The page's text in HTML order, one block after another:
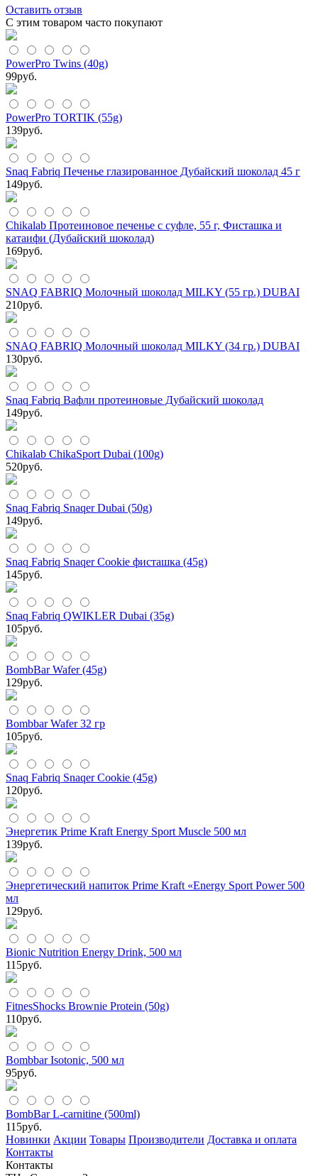
Оставить отзыв
С этим товаром часто покупают
PowerPro Twins (40g)
99руб.
PowerPro TORTIK (55g)
139руб.
Snaq Fabriq Печенье глазированное Дубайский шоколад 45 г
149руб.
Chikalab Протеиновое печенье с суфле, 55 г, Фисташка и
катаифи (Дубайский шоколад)
169руб.
SNAQ FABRIQ Молочный шоколад MILKY (55 гр.) DUBAI
210руб.
SNAQ FABRIQ Молочный шоколад MILKY (34 гр.) DUBAI
130руб.
Snaq Fabriq Вафли протеиновые Дубайский шоколад
149руб.
Chikalab ChikaSport Dubai (100g)
520руб.
Snaq Fabriq Snaqer Dubai (50g)
149руб.
Snaq Fabriq Snaqer Cookie фисташка (45g)
145руб.
Snaq Fabriq QWIKLER Dubai (35g)
105руб.
BombBar Wafer (45g)
129руб.
Bombbar Wafer 32 гр
105руб.
Snaq Fabriq Snaqer Cookie (45g)
120руб.
Энергетик Prime Kraft Energy Sport Muscle 500 мл
139руб.
Энергетический напиток Prime Kraft «Energy Sport Power 500
мл
129руб.
Bionic Nutrition Energy Drink, 500 мл
115руб.
FitnesShocks Brownie Protein (50g)
110руб.
Bombbar Isotonic, 500 мл
95руб.
BombBar L-carnitine (500ml)
115руб.
Новинки Акции Товары Производители Доставка и оплата
Контакты
Контакты